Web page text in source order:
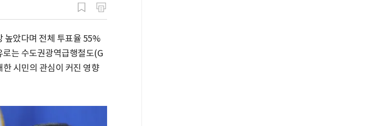
높았다며 전체 투표율 55%
는 수도권광역급행철도(G
시민의 관심이 커진 영향